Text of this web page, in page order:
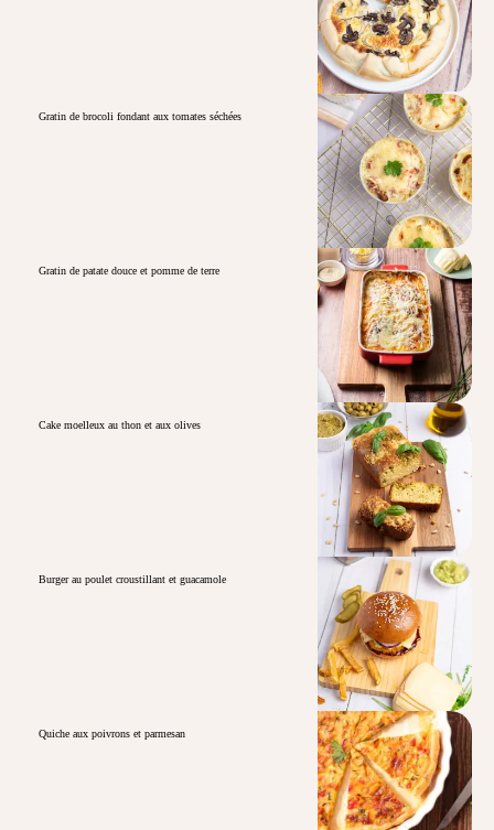
Gratin de brocoli fondant aux tomates séchées
Gratin de patate douce et pomme de terre
Cake moelleux au thon et aux olives
Burger au poulet croustillant et guacamole
Quiche aux poivrons et parmesan